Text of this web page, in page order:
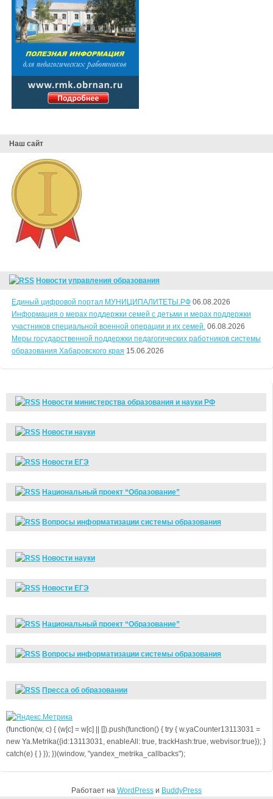
Наш сайт
Новости управления образования
Единый цифровой портал МУНИЦИПАЛИТЕТЫ.РФ 06.08.2026
Информация о мерах поддержки семей с детьми и мерах поддержки
участников специальной военной операции и их семей. 06.08.2026
Меры государственной поддержки педагогических работников системы
образования Хабаровского края 15.06.2026
Новости министерства образования и науки РФ
Новости науки
Новости ЕГЭ
Национальный проект “Образование”
Вопросы информатизации системы образования
Новости науки
Новости ЕГЭ
Национальный проект “Образование”
Вопросы информатизации системы образования
Пресса об образовании
(function(w, c) { (w[c] = w[c] || []).push(function() { try { w.yaCounter13113031 =
new Ya.Metrika({id:13113031, enableAll: true, trackHash:true, webvisor:true}); }
catch(e) { } }); })(window, "yandex_metrika_callbacks");
Работает на WordPress и BuddyPress